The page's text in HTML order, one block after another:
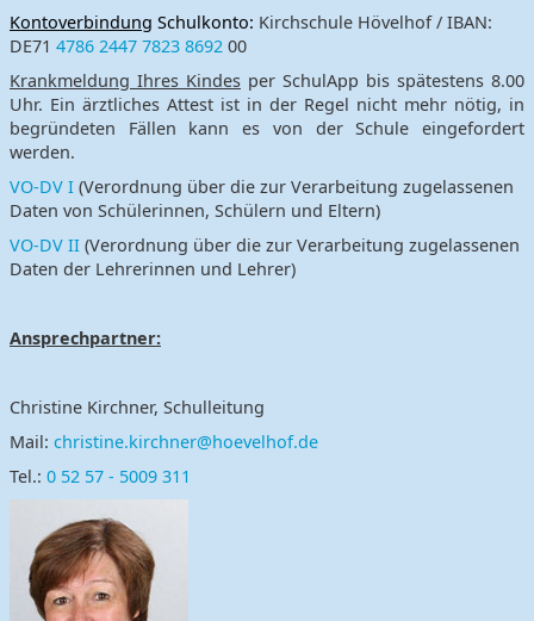
Kontoverbindung Schulkonto: Kirchschule Hövelhof / IBAN:
DE71 4786 2447 7823 8692 00
Krankmeldung Ihres Kindes per SchulApp bis spätestens 8.00
Uhr. Ein ärztliches Attest ist in der Regel nicht mehr nötig, in
begründeten Fällen kann es von der Schule eingefordert
werden.
VO-DV I (Verordnung über die zur Verarbeitung zugelassenen
Daten von Schülerinnen, Schülern und Eltern)
VO-DV II (Verordnung über die zur Verarbeitung zugelassenen
Daten der Lehrerinnen und Lehrer)
Ansprechpartner:
Christine Kirchner, Schulleitung
Mail: christine.kirchner@hoevelhof.de
Tel.: 0 52 57 - 5009 311